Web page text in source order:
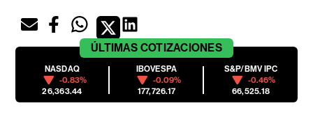
ÚLTIMAS COTIZACIONES
NASDAQ
-0.83%
26,363.44
IBOVESPA
-0.09%
177,726.17
S&P/BMV IPC
-0.46%
66,525.18